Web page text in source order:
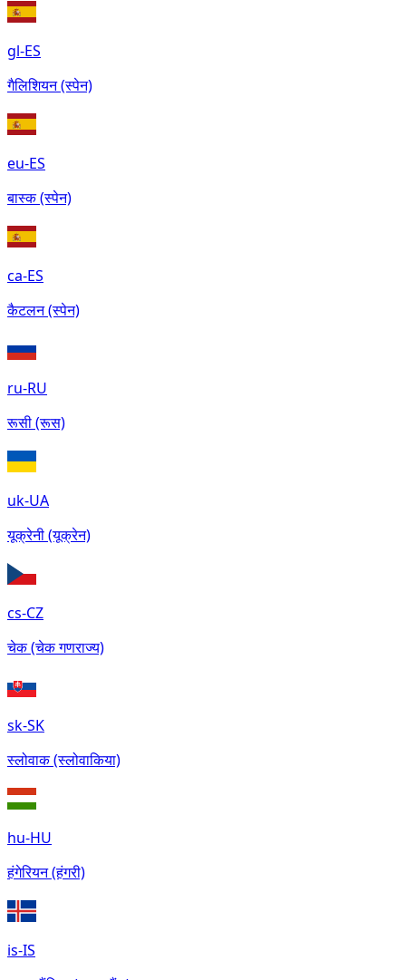
gl-ES
गैलिशियन (स्पेन)
eu-ES
बास्क (स्पेन)
ca-ES
कैटलन (स्पेन)
ru-RU
रूसी (रूस)
uk-UA
यूक्रेनी (यूक्रेन)
cs-CZ
चेक (चेक गणराज्य)
sk-SK
स्लोवाक (स्लोवाकिया)
hu-HU
हंगेरियन (हंगरी)
is-IS